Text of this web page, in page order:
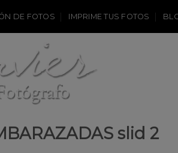
DE FOTOS IMPRIME TUS FOTOS
slid 2